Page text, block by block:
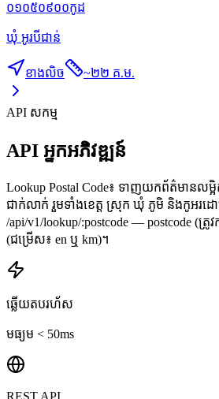
០១០៥០៩០០កូដ
ឃុំ អូរបីជាន់
ខាងលិច ~២២ គ.ម.
API សកម្ម
API អ្នកអភិវឌ្ឍន៍
Lookup Postal Code៖ ទាញយកព័ត៌មានល
ជាក់លាក់ រួមទាំងខេត្ត ស្រុក ឃុំ ភូមិ និងកូអរដ
/api/v1/lookup/:postcode — postcode (ត្រូវ
(ជម្រើស៖ en ឬ km)។
ឆ្លើយតបរហ័ស
មធ្យម < 50ms
REST API